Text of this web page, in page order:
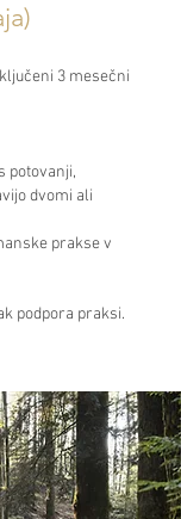
3 mesečni
potovanji,
dvomi ali
prakse v
podpora praksi.